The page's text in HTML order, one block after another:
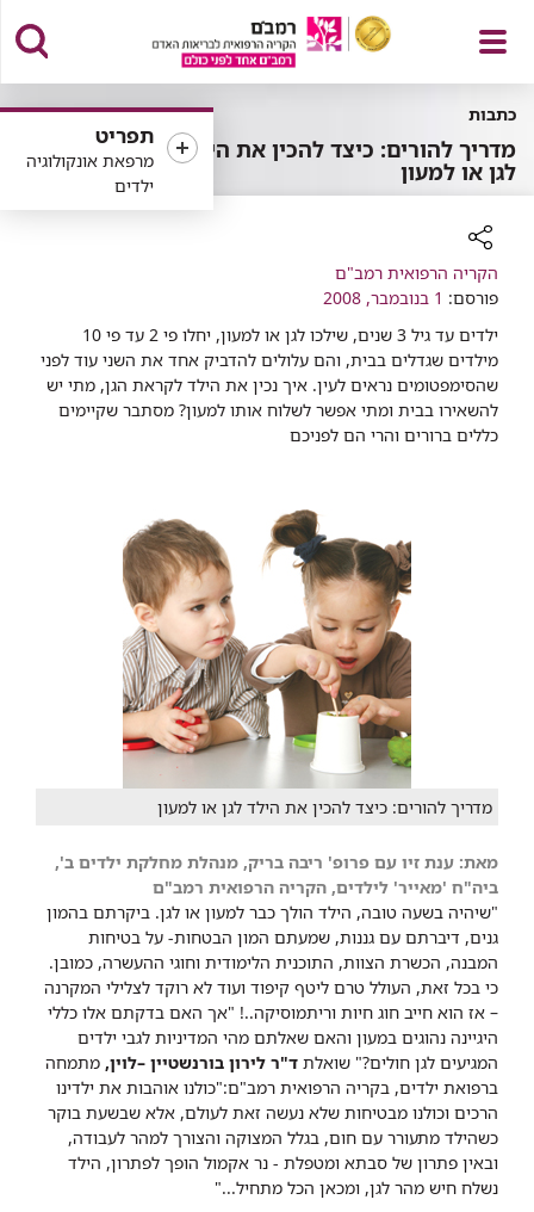
פתח
תפריט
תפריט
מרפאת אונקולוגיה
ילדים
כתבות
מדריך להורים: כיצד להכין את הילד
לגן או למעון
רכיב
שיתוף
הקריה הרפואית רמב"ם
פורסם: 1 בנובמבר, 2008
ילדים עד גיל 3 שנים, שילכו לגן או למעון, יחלו פי 2 עד פי 10
מילדים שגדלים בבית, והם עלולים להדביק אחד את השני עוד לפני
שהסימפטומים נראים לעין. איך נכין את הילד לקראת הגן, מתי יש
להשאירו בבית ומתי אפשר לשלוח אותו למעון? מסתבר שקיימים
כללים ברורים והרי הם לפניכם​
מדריך להורים: כיצד להכין את הילד לגן או למעון
מאת: ענת זיו עם פרופ' ריבה בריק, מנהלת מחל​קת ילדים ב',
ביה"ח 'מאייר' לילדים, הקריה הרפואית רמב"ם
"שיהיה בשעה טובה, הילד הולך כבר למעון או לגן. ביקרתם בהמון
גנים, דיברתם עם גננות, שמעתם המון הבטחות- על בטיחות
המבנה, הכשרת הצוות, התוכנית הלימודית וחוגי ההעשרה, כמובן.
כי בכל זאת, העולל טרם ליטף קיפוד ועוד לא רוקד לצלילי המקרנה
– אז הוא חייב חוג חיות וריתמוסיקה..! "אך האם בדקתם אלו כללי
היגיינה נהוגים במעון והאם שאלתם מהי המדיניות לגבי ילדים
המגיעים לגן חולים?" שואלת ד"ר לירון בורנשטיין –לוין, מתמחה
ברפואת ילדים, בקריה הרפואית רמב"ם:"כולנו אוהבות את ילדינו
הרכים וכולנו מבטיחות שלא נעשה זאת לעולם, אלא שבשעת בוקר
כשהילד מתעורר עם חום, בגלל המצוקה והצורך למהר לעבודה,
ובאין פתרון של סבתא ומטפלת - נר אקמול הופך לפתרון, הילד
נשלח חיש מהר לגן, ומכאן הכל מתחיל..."